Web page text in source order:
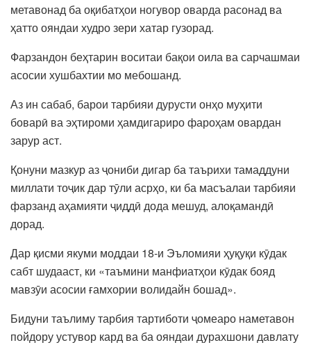
метавонад ба оқибатҳои ногувор оварда расонад ва
ҳатто ояндаи худро зери хатар гузорад.
Фарзандон беҳтарин воситаи бақои оила ва сарчашмаи
асосии хушбахтии мо мебошанд.
Аз ин сабаб, барои тарбияи дурусти онҳо муҳити
боварӣ ва эҳтироми ҳамдигариро фароҳам овардан
зарур аст.
Қонуни мазкур аз ҷониби дигар ба таърихи тамаддуни
миллати тоҷик дар тӯли асрҳо, ки ба масъалаи тарбияи
фарзанд аҳамияти ҷиддӣ дода мешуд, алоқамандӣ
дорад.
Дар қисми якуми моддаи 18-и Эъломияи ҳуқуқи кӯдак
сабт шудааст, ки «таъмини манфиатҳои кӯдак бояд
мавзӯи асосии ғамхории волидайн бошад».
Бидуни таълиму тарбия тартиботи ҷомеаро наметавон
пойдору устувор кард ва ба ояндаи дурахшони давлату